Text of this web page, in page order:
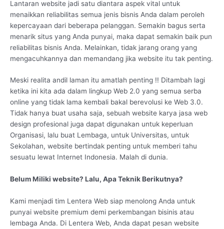
Lantaran website jadi satu diantara aspek vital untuk
menaikkan reliabilitas semua jenis bisnis Anda dalam peroleh
kepercayaan dari beberapa pelanggan. Semakin bagus serta
menarik situs yang Anda punyai, maka dapat semakin baik pun
reliabilitas bisnis Anda. Melainkan, tidak jarang orang yang
mengacuhkannya dan memandang jika website itu tak penting.
Meski realita andil laman itu amatlah penting !! Ditambah lagi
ketika ini kita ada dalam lingkup Web 2.0 yang semua serba
online yang tidak lama kembali bakal berevolusi ke Web 3.0.
Tidak hanya buat usaha saja, sebuah website karya jasa web
design profesional juga dapat digunakan untuk keperluan
Organisasi, lalu buat Lembaga, untuk Universitas, untuk
Sekolahan, website bertindak penting untuk memberi tahu
sesuatu lewat Internet Indonesia. Malah di dunia.
Belum Miliki website? Lalu, Apa Teknik Berikutnya?
Kami menjadi tim Lentera Web siap menolong Anda untuk
punyai website premium demi perkembangan bisinis atau
lembaga Anda. Di Lentera Web, Anda dapat pesan website